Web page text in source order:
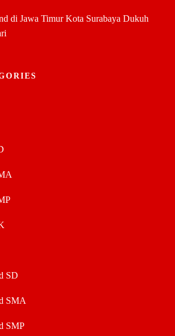
di Jawa Timur Kota Surabaya Dukuh
SD
SMA
SMP